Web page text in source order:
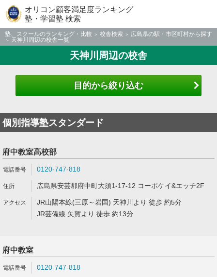
オリコン顧客満足度ランキング
塾・学習塾 検索
塾、スクールのランキング・比較 校舎検索
広島県の駅・市区町村から探す
天神川周辺の校舎一覧
天神川周辺の校舎
目的から絞り込む
個別指導塾スタンダード
府中教室高校部
0120-747-818
広島県安芸郡府中町大須1-17-12 コーポケイ&エッチ2F
JR山陽本線(三原～岩国) 天神川より 徒歩 約5分
JR芸備線 矢賀より 徒歩 約13分
府中教室
0120-747-818